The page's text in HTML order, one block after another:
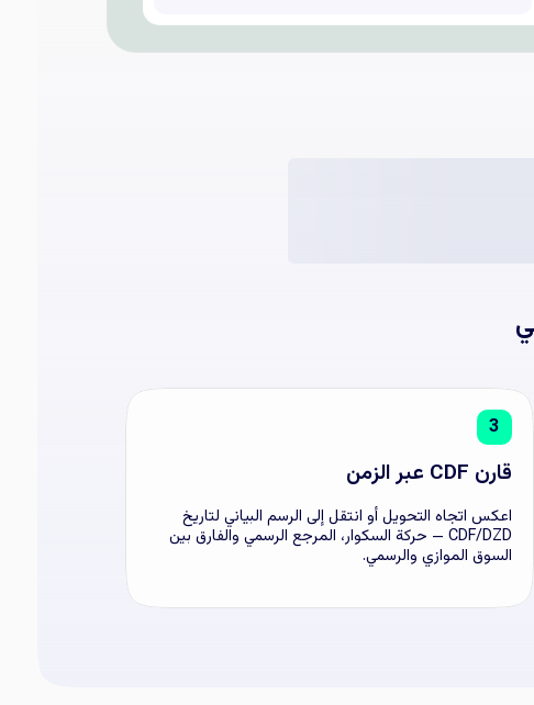
3
قارن CDF عبر الزمن
اعكس اتجاه التحويل أو انتقل إلى الرسم البياني لتاريخ
CDF/DZD — حركة السكوار، المرجع الرسمي والفارق بين
السوق الموازي والرسمي.